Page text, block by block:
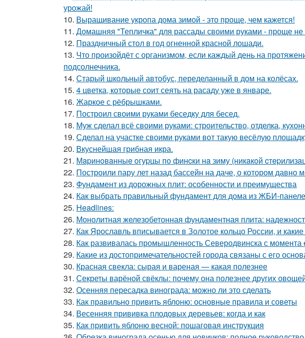
урожай!
10. Выращивание укропа дома зимой - это проще, чем кажется!
11. Домашняя "Тепличка" для рассады своими руками - проще не
12. Праздничный стол в год огненной красной лошади.
13. Что произойдёт с организмом, если каждый день на
подсолнечника.
14. Старый школьный автобус, переделанный в дом на колёсах.
15. 4 цветка, которые соит сеять на расаду уже в январе.
16. Жаркое с рёбрышками.
17. Построил своими руками беседку для бесед.
18. Муж сделал всё своими руками: строительство, отделка,
19. Сделал на участке своими руками вот такую весёлую
20. Вкуснейшая грибная икра.
21. Мapинoвaнныe oгуpцы пo финcки нa зиму (никaкoй
22. Построили пару лет назад бассейн на даче, о котором давно
23. Фундамент из дорожных плит: особенности и преимущества
24. Как выбрать правильный фундамент для дома из ЖБИ-
25. Headlines:
26. Монолитная железобетонная фундаментная плита:
27. Как Ярославль вписывается в Золотое кольцо России, и
28. Как развивалась промышленность Северодвинска с момента
29. Какие из достопримечательностей города связаны с его
30. Красная свекла: сырая и вареная — какая полезнее
31. Секреты варёной свёклы: почему она полезнее других
32. Осенняя пересадка винограда: можно ли это сделать
33. Как правильно привить яблоню: основные правила и советы
34. Весенняя прививка плодовых деревьев: когда и как
35. Как привить яблоню весной: пошаговая инструкция